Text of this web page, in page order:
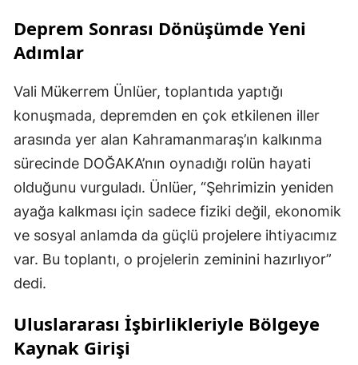
Deprem Sonrası Dönüşümde Yeni
Adımlar
Vali Mükerrem Ünlüer, toplantıda yaptığı
konuşmada, depremden en çok etkilenen iller
arasında yer alan Kahramanmaraş’ın kalkınma
sürecinde DOĞAKA’nın oynadığı rolün hayati
olduğunu vurguladı. Ünlüer, “Şehrimizin yeniden
ayağa kalkması için sadece fiziki değil, ekonomik
ve sosyal anlamda da güçlü projelere ihtiyacımız
var. Bu toplantı, o projelerin zeminini hazırlıyor”
dedi.
Uluslararası İşbirlikleriyle Bölgeye
Kaynak Girişi